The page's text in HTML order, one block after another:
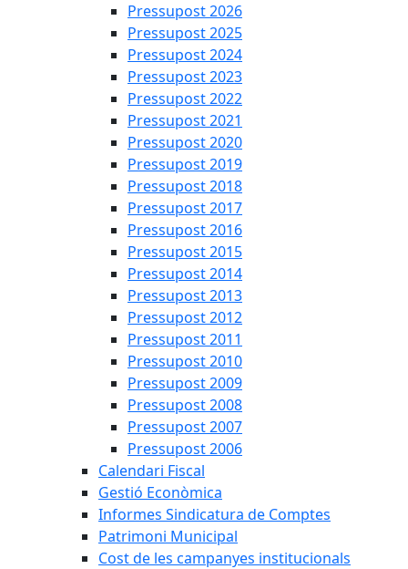
Pressupost 2026
Pressupost 2025
Pressupost 2024
Pressupost 2023
Pressupost 2022
Pressupost 2021
Pressupost 2020
Pressupost 2019
Pressupost 2018
Pressupost 2017
Pressupost 2016
Pressupost 2015
Pressupost 2014
Pressupost 2013
Pressupost 2012
Pressupost 2011
Pressupost 2010
Pressupost 2009
Pressupost 2008
Pressupost 2007
Pressupost 2006
Calendari Fiscal
Gestió Econòmica
Informes Sindicatura de Comptes
Patrimoni Municipal
Cost de les campanyes institucionals